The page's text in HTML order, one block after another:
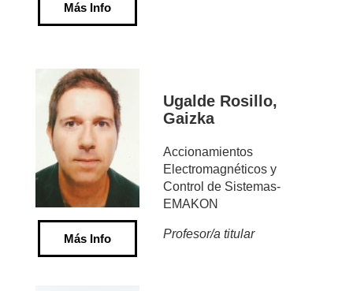
Más Info
Más Info
Ugalde Rosillo,
Gaizka
Accionamientos
Electromagnéticos y
Control de Sistemas-
EMAKON
Profesor/a titular